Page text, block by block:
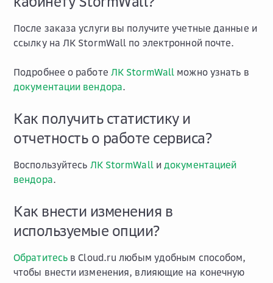
После заказа услуги вы получите учетные данные и
ссылку на ЛК StormWall по электронной почте.
Подробнее о работе ЛК StormWall можно узнать в
документации вендора.
Как получить статистику и
отчетность о работе сервиса?
Воспользуйтесь ЛК StormWallидокументацией
вендора.
Как внести изменения в
используемые опции?
Обратитесь в Cloud.ru любым удобным способом,
чтобы внести изменения, влияющие на конечную